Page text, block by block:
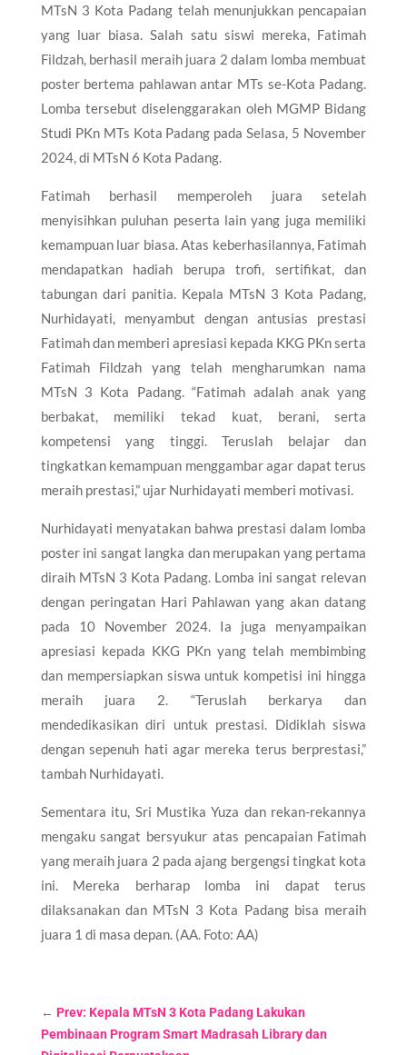
MTsN 3 Kota Padang telah menunjukkan pencapaian
yang luar biasa. Salah satu siswi mereka, Fatimah
Fildzah, berhasil meraih juara 2 dalam lomba membuat
poster bertema pahlawan antar MTs se-Kota Padang.
Lomba tersebut diselenggarakan oleh MGMP Bidang
Studi PKn MTs Kota Padang pada Selasa, 5 November
2024, di MTsN 6 Kota Padang.
Fatimah berhasil memperoleh juara setelah
menyisihkan puluhan peserta lain yang juga memiliki
kemampuan luar biasa. Atas keberhasilannya, Fatimah
mendapatkan hadiah berupa trofi, sertifikat, dan
tabungan dari panitia. Kepala MTsN 3 Kota Padang,
Nurhidayati, menyambut dengan antusias prestasi
Fatimah dan memberi apresiasi kepada KKG PKn serta
Fatimah Fildzah yang telah mengharumkan nama
MTsN 3 Kota Padang. “Fatimah adalah anak yang
berbakat, memiliki tekad kuat, berani, serta
kompetensi yang tinggi. Teruslah belajar dan
tingkatkan kemampuan menggambar agar dapat terus
meraih prestasi,” ujar Nurhidayati memberi motivasi.
Nurhidayati menyatakan bahwa prestasi dalam lomba
poster ini sangat langka dan merupakan yang pertama
diraih MTsN 3 Kota Padang. Lomba ini sangat relevan
dengan peringatan Hari Pahlawan yang akan datang
pada 10 November 2024. Ia juga menyampaikan
apresiasi kepada KKG PKn yang telah membimbing
dan mempersiapkan siswa untuk kompetisi ini hingga
meraih juara 2. “Teruslah berkarya dan
mendedikasikan diri untuk prestasi. Didiklah siswa
dengan sepenuh hati agar mereka terus berprestasi,”
tambah Nurhidayati.
Sementara itu, Sri Mustika Yuza dan rekan-rekannya
mengaku sangat bersyukur atas pencapaian Fatimah
yang meraih juara 2 pada ajang bergengsi tingkat kota
ini. Mereka berharap lomba ini dapat terus
dilaksanakan dan MTsN 3 Kota Padang bisa meraih
juara 1 di masa depan. (AA. Foto: AA)
← Prev: Kepala MTsN 3 Kota Padang Lakukan
Pembinaan Program Smart Madrasah Library dan